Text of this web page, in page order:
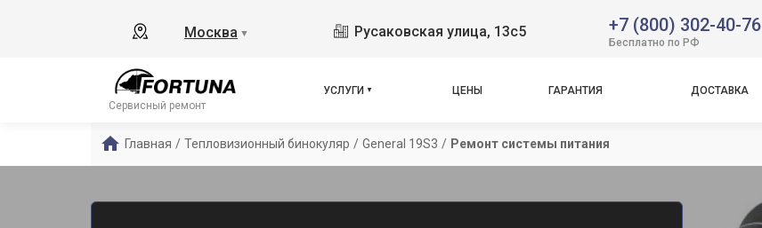
Москва ▼ Русаковская улица, 13с5 +7 (800) 302-40-76
Бесплатно по РФ
Сервисный ремонт
УСЛУГИ ЦЕНЫ ГАРАНТИЯ ДОСТАВКА
Главная / Тепловизионный бинокуляр / General 19S3 / Ремонт системы питания